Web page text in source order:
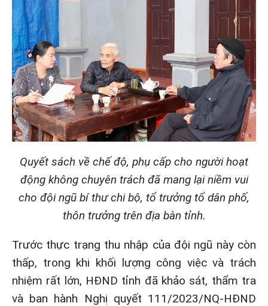
Quyết sách về chế độ, phụ cấp cho người hoạt
động không chuyên trách đã mang lại niềm vui
cho đội ngũ bí thư chi bộ, tổ trưởng tổ dân phố,
thôn trưởng trên địa bàn tỉnh.
Trước thực trạng thu nhập của đội ngũ này còn
thấp, trong khi khối lượng công việc và trách
nhiệm rất lớn, HĐND tỉnh đã khảo sát, thẩm tra
và ban hành Nghị quyết 111/2023/NQ-HĐND